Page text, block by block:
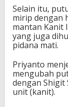
Selain itu,
mirip dengan
mantan Kanit
yang juga
pidana mati.
Priyanto
mengubah
dengan Shigit
unit (kanit).